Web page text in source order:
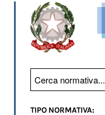
TIPO NORMATIVA: